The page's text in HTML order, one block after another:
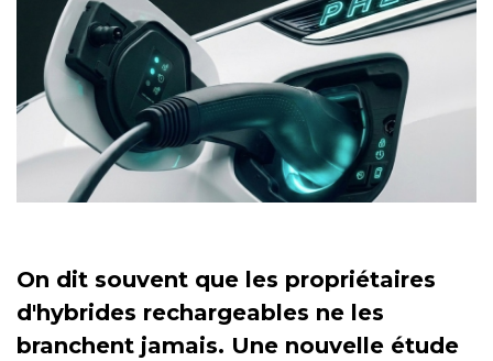
On dit souvent que les propriétaires
d'hybrides rechargeables ne les
branchent jamais. Une nouvelle étude